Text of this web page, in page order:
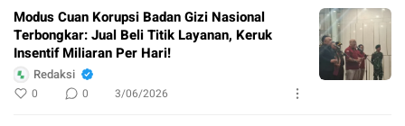
Modus Cuan Korupsi Badan Gizi Nasional
Terbongkar: Jual Beli Titik Layanan, Keruk
Insentif Miliaran Per Hari!
Redaksi
0 0 3/06/2026